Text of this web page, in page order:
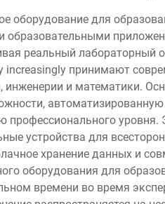
оборудование для
образовательными
реальный лабораторный
принимают
инженерии и математики.
профессионального
устройства для
хранение данных и
оборудования для
времени во время